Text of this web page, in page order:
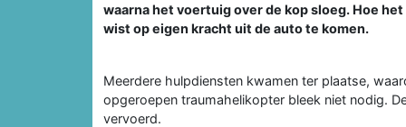
waarna het voertuig over de kop sloeg. Hoe
wist op eigen kracht uit de auto te komen.
Meerdere hulpdiensten kwamen ter plaatse,
opgeroepen traumahelikopter bleek niet nodig.
vervoerd.